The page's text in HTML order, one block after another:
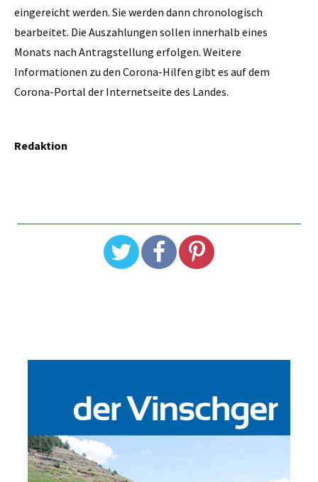
eingereicht werden. Sie werden dann chronologisch
bearbeitet. Die Auszahlungen sollen innerhalb eines
Monats nach Antragstellung erfolgen. Weitere
Informationen zu den Corona-Hilfen gibt es auf dem
Corona-Portal der Internetseite des Landes.
Redaktion